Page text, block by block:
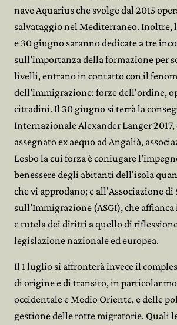
nave Aquarius che svolge dal 2015
salvataggio nel Mediterraneo. Inoltre,
e 30 giugno saranno dedicate a tre
sull'importanza della formazione per
livelli, entrano in contatto con il
dell'immigrazione: forze dell'ordine,
cittadini. Il 30 giugno si terrà la
Internazionale Alexander Langer
assegnato ex aequo ad Angalià,
Lesbo la cui forza è coniugare
benessere degli abitanti dell'isola
che vi approdano; e all'Associazione
sull'Immigrazione (ASGI), che
e tutela dei diritti a quello di
legislazione nazionale ed europea.
Il 1 luglio si affronterà invece il
di origine e di transito, in particolar
occidentale e Medio Oriente, e delle
gestione delle rotte migratorie. Quali